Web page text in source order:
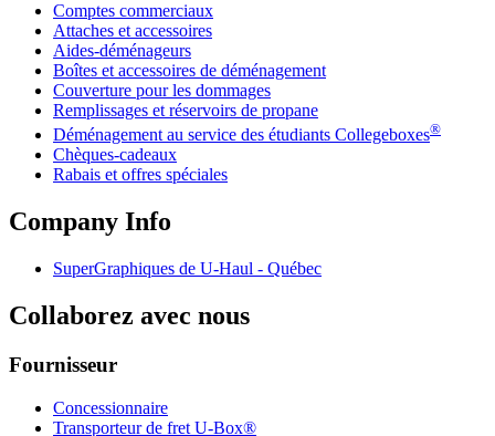
Comptes commerciaux
Attaches et accessoires
Aides-déménageurs
Boîtes et accessoires de déménagement
Couverture pour les dommages
Remplissages et réservoirs de propane
Déménagement au service des étudiants Collegeboxes®
Chèques-cadeaux
Rabais et offres spéciales
Company Info
SuperGraphiques de U-Haul - Québec
Collaborez avec nous
Fournisseur
Concessionnaire
Transporteur de fret U-Box®